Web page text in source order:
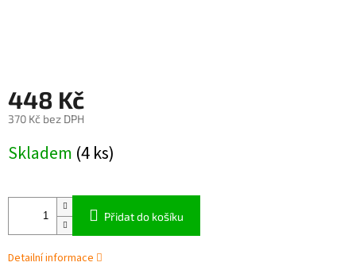
448 Kč
370 Kč bez DPH
cena:
Skladem (4 ks)
Přidat do košíku
Detailní informace